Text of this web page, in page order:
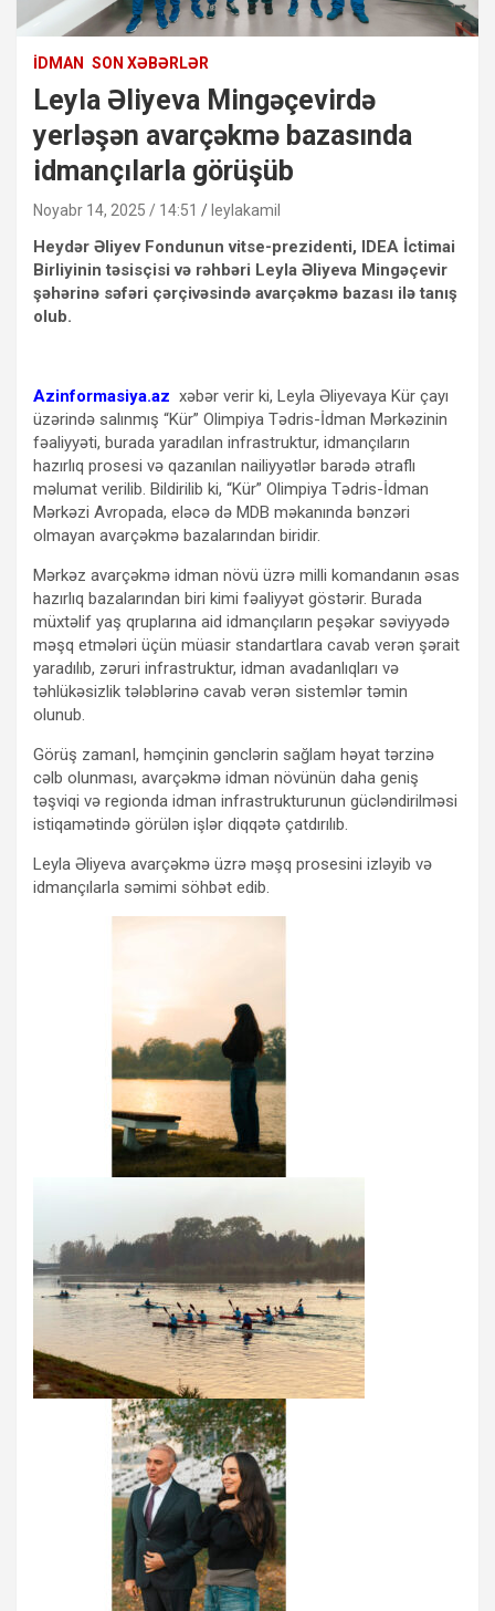
İDMAN SON XƏBƏRLƏR
Leyla Əliyeva Mingəçevirdə
yerləşən avarçəkmə bazasında
idmançılarla görüşüb
Noyabr 14, 2025 / 14:51 leylakamil
Heydər Əliyev Fondunun vitse-prezidenti, IDEA İctimai
Birliyinin təsisçisi və rəhbəri Leyla Əliyeva Mingəçevir
şəhərinə səfəri çərçivəsində avarçəkmə bazası ilə tanış
olub.
Azinformasiya.az xəbər verir ki, Leyla Əliyevaya Kür çayı
üzərində salınmış “Kür” Olimpiya Tədris-İdman Mərkəzinin
fəaliyyəti, burada yaradılan infrastruktur, idmançıların
hazırlıq prosesi və qazanılan nailiyyətlər barədə ətraflı
məlumat verilib. Bildirilib ki, “Kür” Olimpiya Tədris-İdman
Mərkəzi Avropada, eləcə də MDB məkanında bənzəri
olmayan avarçəkmə bazalarından biridir.
Mərkəz avarçəkmə idman növü üzrə milli komandanın əsas
hazırlıq bazalarından biri kimi fəaliyyət göstərir. Burada
müxtəlif yaş qruplarına aid idmançıların peşəkar səviyyədə
məşq etmələri üçün müasir standartlara cavab verən şərait
yaradılıb, zəruri infrastruktur, idman avadanlıqları və
təhlükəsizlik tələblərinə cavab verən sistemlər təmin
olunub.
Görüş zamanI, həmçinin gənclərin sağlam həyat tərzinə
cəlb olunması, avarçəkmə idman növünün daha geniş
təşviqi və regionda idman infrastrukturunun gücləndirilməsi
istiqamətində görülən işlər diqqətə çatdırılıb.
Leyla Əliyeva avarçəkmə üzrə məşq prosesini izləyib və
idmançılarla səmimi söhbət edib.